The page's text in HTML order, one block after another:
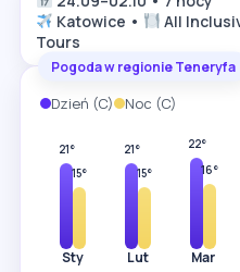
Katowice •
All
Tours
Pogoda w regionie Teneryfa
Dzień (C) Noc (C)
21°
15°
Sty
21°
15°
Lut
22°
16°
Mar